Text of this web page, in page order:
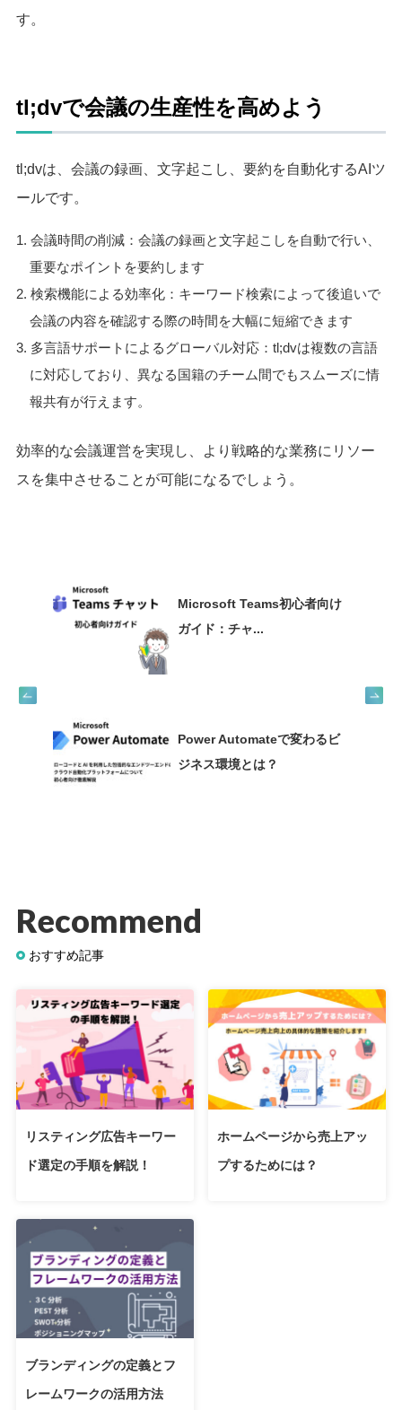
す。
tl;dvで会議の生産性を高めよう
tl;dvは、会議の録画、文字起こし、要約を自動化するAIツ
ールです。
会議時間の削減：会議の録画と文字起こしを自動で行い、
重要なポイントを要約します
検索機能による効率化：キーワード検索によって後追いで
会議の内容を確認する際の時間を大幅に短縮できます
多言語サポートによるグローバル対応：tl;dvは複数の言語
に対応しており、異なる国籍のチーム間でもスムーズに情
報共有が行えます。
効率的な会議運営を実現し、より戦略的な業務にリソー
スを集中させることが可能になるでしょう。
Microsoft Teams初心者向け
ガイド：チャ...
Power Automateで変わるビ
ジネス環境とは？
Recommend
おすすめ記事
リスティング広告キーワー
ド選定の手順を解説！
ホームページから売上アッ
プするためには？
ブランディングの定義とフ
レームワークの活用方法